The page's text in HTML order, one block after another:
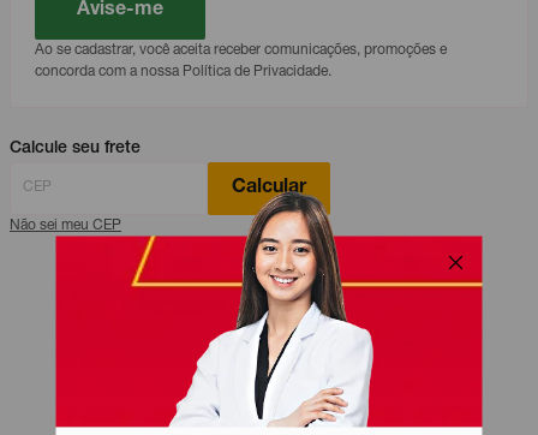
Avise-me
Ao se cadastrar, você aceita receber comunicações, promoções e
concorda com a nossa Política de Privacidade.
Calcule seu frete
Calcular
Não sei meu CEP